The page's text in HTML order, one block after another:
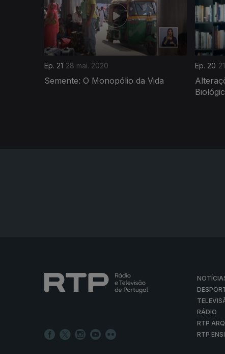
Ep. 21 28 mai. 2020
Semente: O Monopólio da Vida
Ep. 20
RÁDIO
RTP
RTP